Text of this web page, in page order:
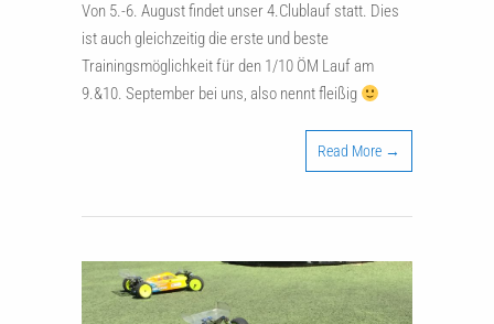
Von 5.-6. August findet unser 4.Clublauf statt. Dies
ist auch gleichzeitig die erste und beste
Trainingsmöglichkeit für den 1/10 ÖM Lauf am
9.&10. September bei uns, also nennt fleißig
Read More →